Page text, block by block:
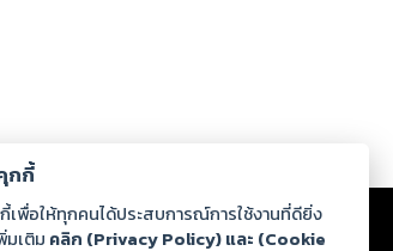
บเรา ดาวน์โหลด
กกี้
กี้เพื่อให้ทุกคนได้ประสบการณ์การใช้งานที่ดียิ่ง
มเติม คลิก (Privacy Policy) และ (Cookie